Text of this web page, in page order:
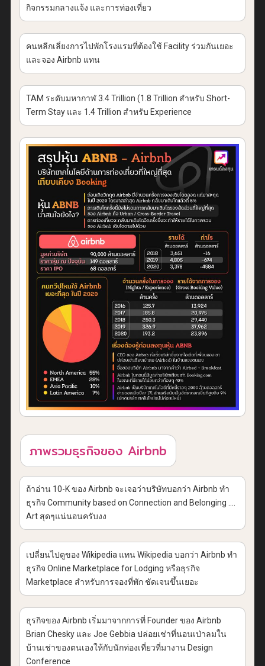
กิจกรรมกลางแจ้ง และการท่องเที่ยว
คนหลีกเลี่ยงการไปพักโรงแรมที่ต้องใช้ Facility ร่วมกันเยอะ
และจอง Airbnb แทน
TAM ระดับมหากาฬ 3.4 Trillion (1.8 Trillion สำหรับ Short-
Term Stay และ 1.4 Trillion สำหรับ Experience
ภาพรวมธุรกิจของ Airbnb
ถ้าอ่าน 10-K ของ Airbnb จะเจอว่าบริษัทบอกว่า Airbnb ทำ
ธุรกิจ Community based on Connection and Belonging ….
Art สุดๆแน่นอนครับงง
เปลี่ยนไปดูของ Wikipedia แทน Wikipedia บอกว่า Airbnb ทำ
ธุรกิจ Online Marketplace for Lodging หรือธุรกิจ
Marketplace สำหรับการจองที่พัก ชัดเจนขึ้นเยอะ
ธุรกิจของ Airbnb เริ่มมาจากการที่ Founder ของ Airbnb
Brian Chesky และ Joe Gebbia ปล่อยเช่าที่นอนเป่าลมใน
บ้านเช่าของตนเองให้กับนักท่องเที่ยวที่มางาน Design
Conference